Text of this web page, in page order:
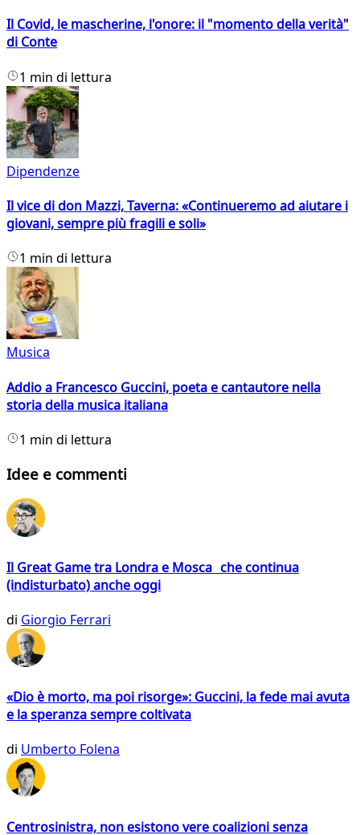
Il Covid, le mascherine, l'onore: il "momento della verità"
di Conte
1 min di lettura
Dipendenze
Il vice di don Mazzi, Taverna: «Continueremo ad aiutare i
giovani, sempre più fragili e soli»
1 min di lettura
Musica
Addio a Francesco Guccini, poeta e cantautore nella
storia della musica italiana
1 min di lettura
Idee e commenti
Il Great Game tra Londra e Mosca che continua
(indisturbato) anche oggi
di Giorgio Ferrari
«Dio è morto, ma poi risorge»: Guccini, la fede mai avuta
e la speranza sempre coltivata
di Umberto Folena
Centrosinistra, non esistono vere coalizioni senza